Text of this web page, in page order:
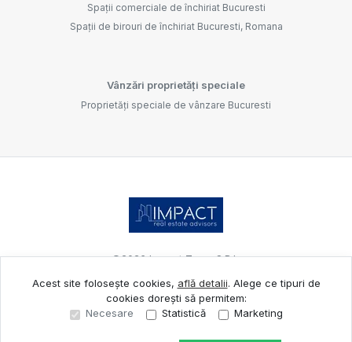
Spații comerciale de închiriat Bucuresti
Spații de birouri de închiriat Bucuresti, Romana
Vânzări proprietăți speciale
Proprietăți speciale de vânzare Bucuresti
©2026Impact Team S.R.L.
Site creat în
Acest site folosește cookies, află detalii. Alege ce tipuri de
cookies dorești să permitem:
Necesare
Statistică Marketing